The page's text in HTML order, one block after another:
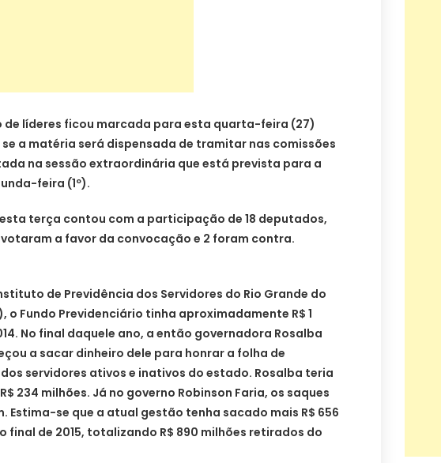
de líderes ficou marcada para esta quarta-feira (27)
a matéria será dispensada de tramitar nas comissões
na sessão extraordinária que está prevista para a
feira (1º).
terça contou com a participação de 18 deputados,
votaram a favor da convocação e 2 foram contra.
de Previdência dos Servidores do Rio Grande do
o Fundo Previdenciário tinha aproximadamente R$ 1
No final daquele ano, a então governadora Rosalba
a sacar dinheiro dele para honrar a folha de
servidores ativos e inativos do estado. Rosalba teria
234 milhões. Já no governo Robinson Faria, os saques
Estima-se que a atual gestão tenha sacado mais R$ 656
final de 2015, totalizando R$ 890 milhões retirados do